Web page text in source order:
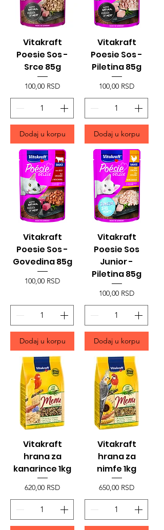
Vitakraft
Poesie Sos -
Srce 85g
Price
100,00 RSD
Dodaj u korpu
Vitakraft
Poesie Sos -
Piletina 85g
Price
100,00 RSD
Dodaj u korpu
Vitakraft
Poesie Sos -
Govedina 85g
Price
100,00 RSD
Dodaj u korpu
Vitakraft
Poesie Sos
Junior -
Piletina 85g
Price
100,00 RSD
Dodaj u korpu
Vitakraft
hrana za
kanarince 1kg
Price
620,00 RSD
Vitakraft
hrana za
nimfe 1kg
Price
650,00 RSD